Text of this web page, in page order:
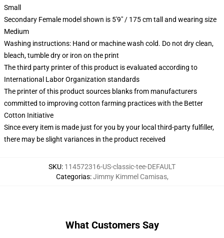
Small
Secondary Female model shown is 5'9" / 175 cm tall and wearing size
Medium
Washing instructions: Hand or machine wash cold. Do not dry clean,
bleach, tumble dry or iron on the print
The third party printer of this product is evaluated according to
International Labor Organization standards
The printer of this product sources blanks from manufacturers
committed to improving cotton farming practices with the Better
Cotton Initiative
Since every item is made just for you by your local third-party fulfiller,
there may be slight variances in the product received
SKU: 114572316-US-classic-tee-DEFAULT
Categorias:Jimmy Kimmel Camisas,
What Customers Say